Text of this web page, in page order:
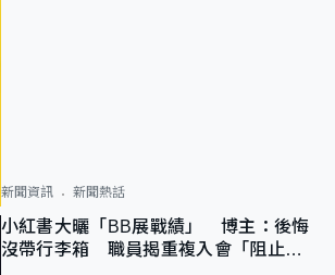
新聞資訊 新聞熱話
小紅書大曬「BB展戰績」 博主：後悔
沒帶行李箱 職員揭重複入會「阻止唔